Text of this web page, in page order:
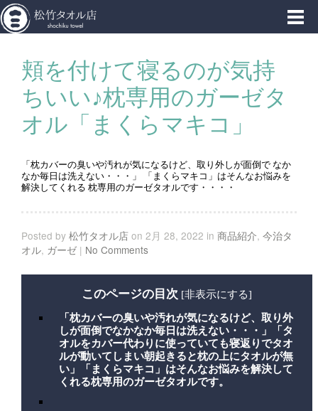
東京浅草橋西口から徒歩１分、松竹タオル店
頬を付けて寝るのが気持
ちいい♪枕専用のガーゼタ
オル「まくらマキコ」
「枕カバーの臭いや汚れが気になるけど、取り外しが面倒で なか
なか毎日は洗えない・・・」 「まくらマキコ」はそんなお悩みを
解決してくれる 枕専用のガーゼタオルです・・・・
Posted by 松竹タオル店 on 2月 28, 2022 in 商品紹介, 今治タ
オル, ガーゼ | No Comments
このページの目次 [非表示にする]
「枕カバーの臭いや汚れが気になるけど、取り外
しが面倒でなかなか毎日は洗えない・・・」「タ
オルをカバー代わりに使っていても寝返りでタオ
ルが動いてしまい朝起きると枕の上にタオルが無
い」「まくらマキコ」はそんなお悩みを解決して
くれる枕専用のガーゼタオルです。